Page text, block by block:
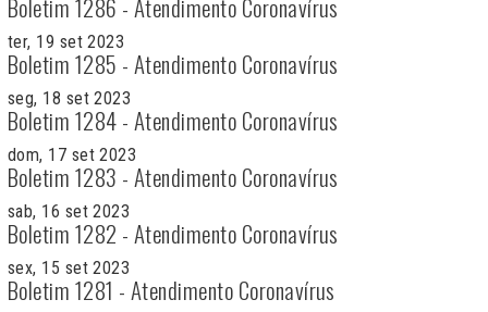
Boletim 1286 - Atendimento Coronavírus
ter, 19 set 2023
Boletim 1285 - Atendimento Coronavírus
seg, 18 set 2023
Boletim 1284 - Atendimento Coronavírus
dom, 17 set 2023
Boletim 1283 - Atendimento Coronavírus
sab, 16 set 2023
Boletim 1282 - Atendimento Coronavírus
sex, 15 set 2023
Boletim 1281 - Atendimento Coronavírus